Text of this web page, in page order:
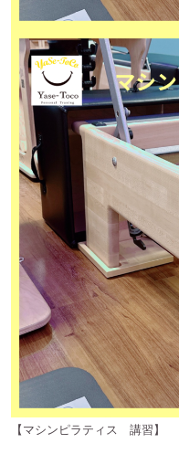
【マシンピラティス 講習】